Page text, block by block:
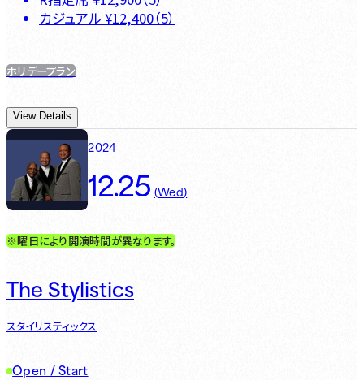
カジュアル ¥12,400（5）
ホリデープラン
View Details
2024
12.25 (Wed)
※曜日により開演時間が異なります。
The Stylistics
スタイリスティックス
Open / Start